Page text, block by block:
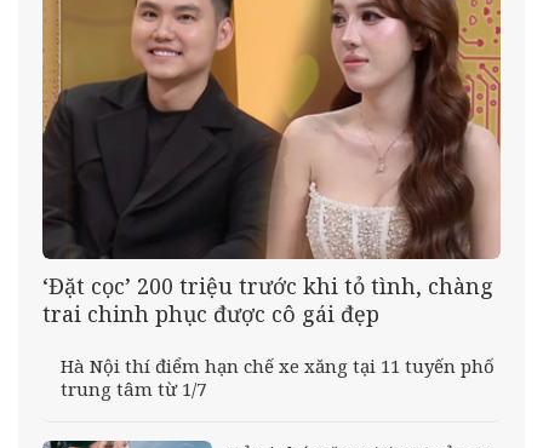
‘Đặt cọc’ 200 triệu trước khi tỏ tình, chàng
trai chinh phục được cô gái đẹp
Hà Nội thí điểm hạn chế xe xăng tại 11 tuyến phố
trung tâm từ 1/7